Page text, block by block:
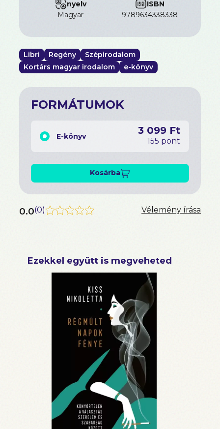
nyelv
magyar
ISBN
9789634338338
Libri Regény
Szépirodalom
Kortárs magyar irodalom
e-könyv
FORMÁTUMOK
E-könyv 3 099 Ft
155 pont
Kosárba
0.0(0) Vélemény írása
Ezekkel együtt is megveheted